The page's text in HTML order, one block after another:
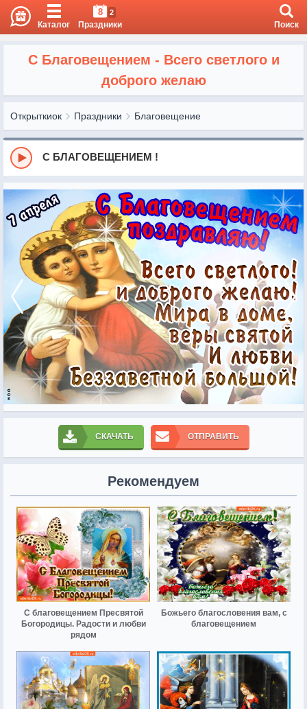
Каталог
8 2
Праздники Поиск
С Благовещением - Всего светлого и
доброго желаю
Открыткиок Праздники Благовещение
С БЛАГОВЕЩЕНИЕМ !
СКАЧАТЬ ОТПРАВИТЬ
Рекомендуем
С благовещением Пресвятой
Богородицы. Радости и любви
рядом
Божьего благословения вам, с
благовещением